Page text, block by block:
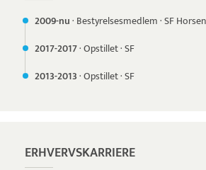
2009-nu· Bestyrelsesmedlem·SF
2017-2017·Opstillet·SF
2013-2013·Opstillet·SF
ERHVERVSKARRIERE